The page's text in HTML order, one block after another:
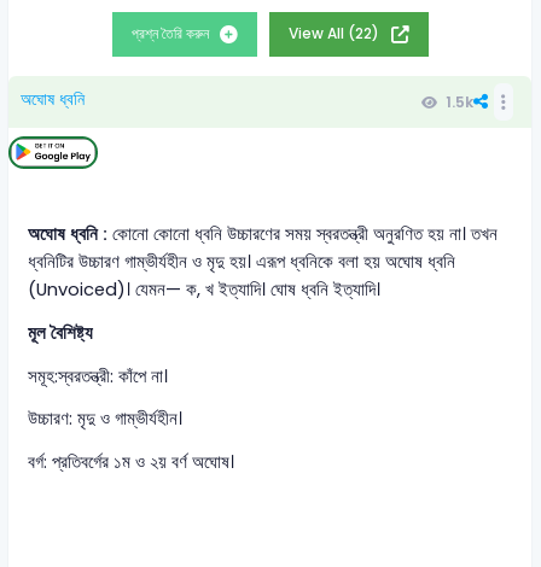
প্রশ্ন তৈরি করুন View All (22)
অঘোষ ধ্বনি 1.5k
অঘোষ ধ্বনি : কোনো কোনো ধ্বনি উচ্চারণের সময় স্বরতন্ত্রী অনুরণিত হয় না। তখন
ধ্বনিটির উচ্চারণ গাম্ভীর্যহীন ও মৃদু হয়। এরূপ ধ্বনিকে বলা হয় অঘোষ ধ্বনি
(Unvoiced)। যেমন— ক, খ ইত্যাদি। ঘোষ ধ্বনি ইত্যাদি।
মূল বৈশিষ্ট্য
সমূহ:স্বরতন্ত্রী: কাঁপে না।
উচ্চারণ: মৃদু ও গাম্ভীর্যহীন।
বর্গ: প্রতিবর্গের ১ম ও ২য় বর্ণ অঘোষ।